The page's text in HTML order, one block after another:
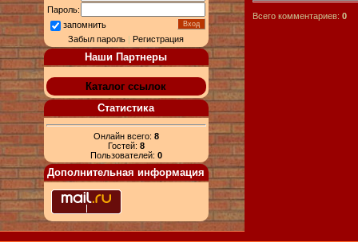
Пароль:
запомнить
Забыл пароль |Регистрация
Наши Партнеры
Каталог ссылок
Статистика
Онлайн всего: 8
Гостей: 8
Пользователей: 0
Дополнительная информация
Всего комментариев: 0